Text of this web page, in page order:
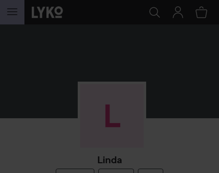
GÅ TIL INNHOLD
Linda